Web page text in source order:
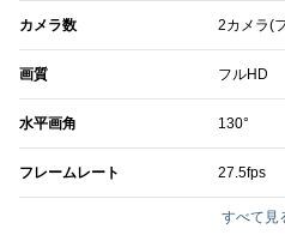
カメラ数 2カメラ(
画質 フルHD
水平画角 130°
フレームレート 27.5fps
すべて見